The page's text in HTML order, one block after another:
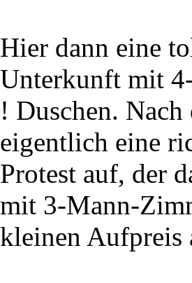
Hier dann eine
Unterkunft mit
! Duschen.
eigentlich eine
Protest auf, der
mit 3-Mann-
kleinen Aufpreis